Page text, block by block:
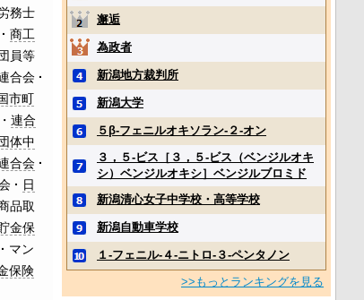
務士
商工
員等
合会
市町
・連合
体中
合会
日
品取
金保
マン
保険
邂逅
為政者
新潟地方裁判所
新潟大学
５β‐フェニルオキソラン‐２‐オン
３，５‐ビス［３，５‐ビス（ベンジルオキ
シ）ベンジルオキシ］ベンジルブロミド
新潟清心女子中学校・高等学校
新潟自動車学校
１‐フェニル‐４‐ニトロ‐３‐ペンタノン
>>もっとランキングを見る